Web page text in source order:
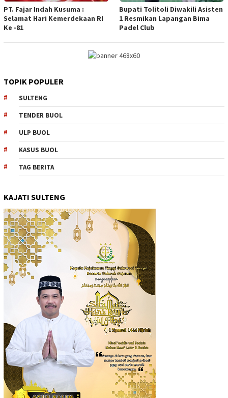
PT. Fajar Indah Kusuma :
Selamat Hari Kemerdekaan RI
Ke -81
Bupati Tolitoli Diwakili Asisten
1 Resmikan Lapangan Bima
Padel Club
TOPIK POPULER
SULTENG
TENDER BUOL
ULP BUOL
KASUS BUOL
TAG BERITA
KAJATI SULTENG